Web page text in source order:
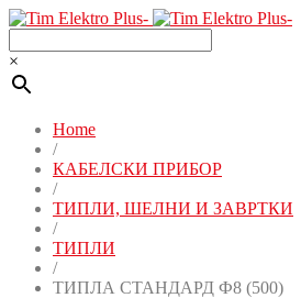
×
Home
/
КАБЕЛСКИ ПРИБОР
/
ТИПЛИ, ШЕЛНИ И ЗАВРТКИ
/
ТИПЛИ
/
ТИПЛА СТАНДАРД Ф8 (500)